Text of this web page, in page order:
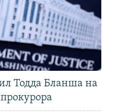
Тодда Бланша на